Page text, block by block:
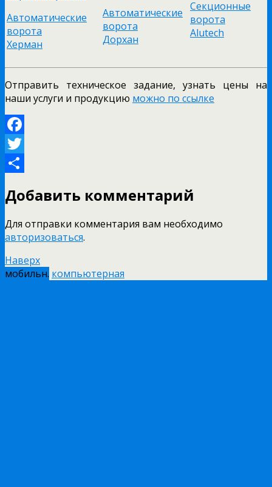
Автоматические
ворота
Херман
Автоматические
ворота
Дорхан
Секционные
ворота
Alutech
Отправить техническое задание, узнать цены на
наши услуги и продукцию можно по ссылке
Facebook
Twitter
Добавить комментарий
Для отправки комментария вам необходимо
авторизоваться.
Наверх
мобильн. компьютерная